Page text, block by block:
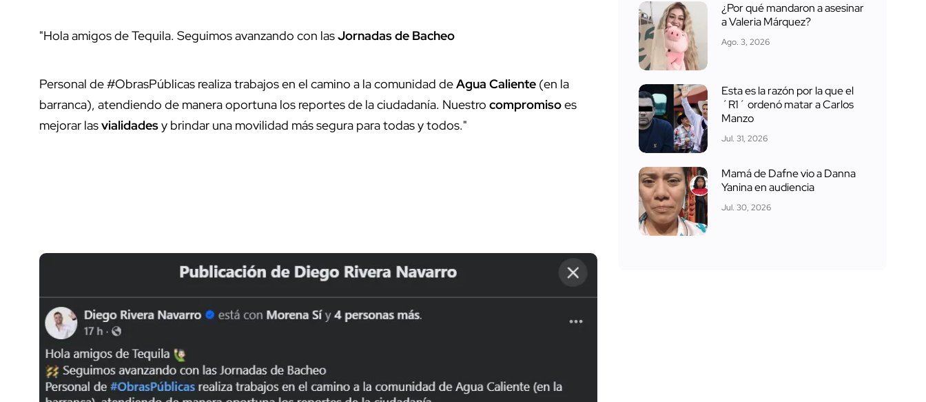
"Hola amigos de Tequila. Seguimos avanzando con lasJornadas de Bacheo
Personal de #ObrasPúblicas realiza trabajos en el camino a la comunidad deAgua Caliente (en la
barranca), atendiendo de manera oportuna los reportes de la ciudadanía. Nuestro compromisoes
mejorar lasvialidadesy brindar una movilidad más segura para todas y todos."
¿Por qué mandaron a asesinar
a Valeria Márquez?
Ago. 3, 2026
Esta es la razón por la que el
´R1´ ordenó matar a Carlos
Manzo
Jul. 31, 2026
Mamá de Dafne vio a Danna
Yanina en audiencia
Jul. 30, 2026